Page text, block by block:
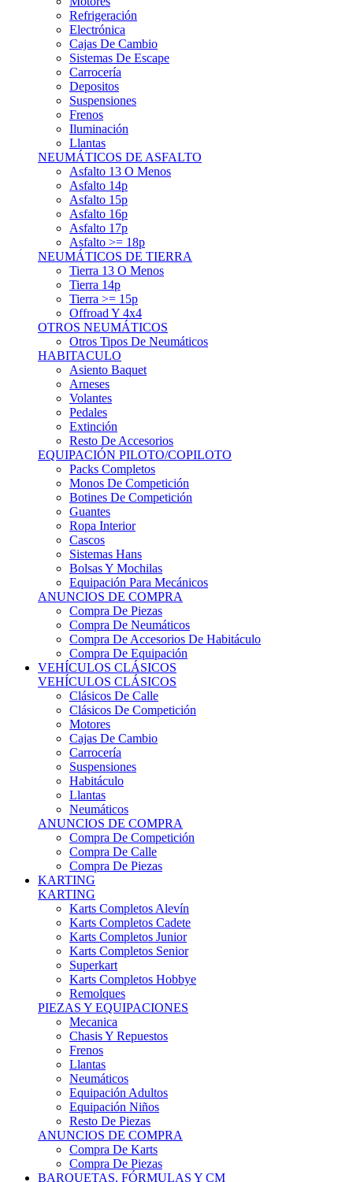
Electrónica
Cajas De Cambio
Sistemas De Escape
Carrocería
Depositos
Suspensiones
Frenos
Iluminación
Llantas
NEUMÁTICOS DE ASFALTO
Asfalto 13 O Menos
Asfalto 14p
Asfalto 15p
Asfalto 16p
Asfalto 17p
Asfalto >= 18p
NEUMÁTICOS DE TIERRA
Tierra 13 O Menos
Tierra 14p
Tierra >= 15p
Offroad Y 4x4
OTROS NEUMÁTICOS
Otros Tipos De Neumáticos
HABITACULO
Asiento Baquet
Arneses
Volantes
Pedales
Extinción
Resto De Accesorios
EQUIPACIÓN PILOTO/COPILOTO
Packs Completos
Monos De Competición
Botines De Competición
Guantes
Ropa Interior
Cascos
Sistemas Hans
Bolsas Y Mochilas
Equipación Para Mecánicos
ANUNCIOS DE COMPRA
Compra De Piezas
Compra De Neumáticos
Compra De Accesorios De Habitáculo
Compra De Equipación
VEHÍCULOS CLÁSICOS
VEHÍCULOS CLÁSICOS
Clásicos De Calle
Clásicos De Competición
Motores
Cajas De Cambio
Carrocería
Suspensiones
Habitáculo
Llantas
Neumáticos
ANUNCIOS DE COMPRA
Compra De Competición
Compra De Calle
Compra De Piezas
KARTING
KARTING
Karts Completos Alevín
Karts Completos Cadete
Karts Completos Junior
Karts Completos Senior
Superkart
Karts Completos Hobbye
Remolques
PIEZAS Y EQUIPACIONES
Mecanica
Chasis Y Repuestos
Frenos
Llantas
Neumáticos
Equipación Adultos
Equipación Niños
Resto De Piezas
ANUNCIOS DE COMPRA
Compra De Karts
Compra De Piezas
BARQUETAS, FÓRMULAS Y CM
BARQUETAS, FÓRMULAS Y CM